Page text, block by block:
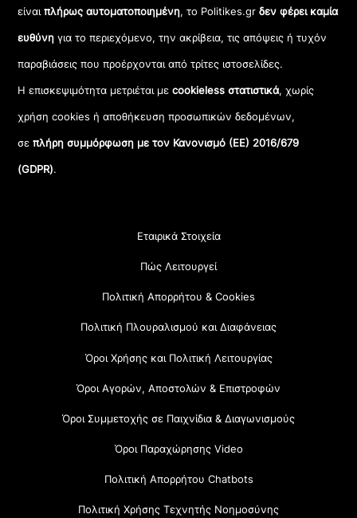
είναιπλήρως αυτοματοποιημένη, το Politikes.grδεν φέρει καμία
ευθύνη για το περιεχόμενο, την ακρίβεια, τις απόψεις ή τυχόν
παραβιάσεις που προέρχονται από τρίτες ιστοσελίδες.
Η επισκεψιμότητα μετριέται μεcookieless στατιστικά, χωρίς
χρήση cookies ή αποθήκευση προσωπικών δεδομένων,
σεπλήρη συμμόρφωση με τον Κανονισμό (ΕΕ) 2016/679
(GDPR).
Εταιρικά Στοιχεία
Πώς Λειτουργεί
Πολιτική Απορρήτου & Cookies
Πολιτική Πλουραλισμού και Διαφάνειας
Όροι Χρήσης και Πολιτική Λειτουργίας
Όροι Αγορών, Αποστολών & Επιστροφών
Όροι Συμμετοχής σε Παιχνίδια & Διαγωνισμούς
Όροι Παραχώρησης Video
Πολιτική Απορρήτου Chatbots
Πολιτική Χρήσης Τεχνητής Νοημοσύνης